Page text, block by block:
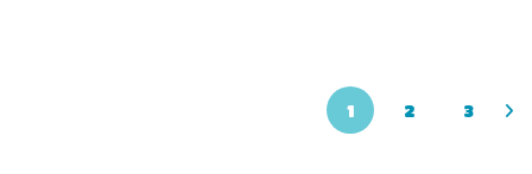
1 2 3